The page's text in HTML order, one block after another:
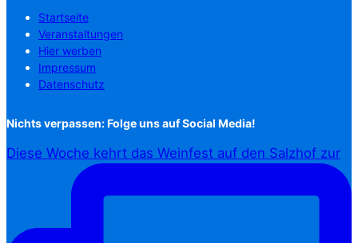
Startseite
Veranstaltungen
Hier werben
Impressum
Datenschutz
Nichts verpassen: Folge uns auf Social Media!
Diese Woche kehrt das Weinfest auf den Salzhof zur